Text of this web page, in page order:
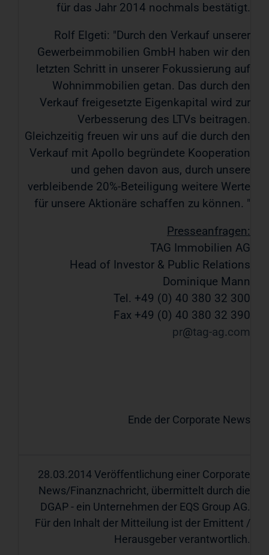
für das Jahr 2014 nochmals bestätigt.
Rolf Elgeti: "Durch den Verkauf unserer
Gewerbeimmobilien GmbH haben wir den
letzten Schritt in unserer Fokussierung auf
Wohnimmobilien getan. Das durch den
Verkauf freigesetzte Eigenkapital wird zur
Verbesserung des LTVs beitragen.
Gleichzeitig freuen wir uns auf die durch den
Verkauf mit Apollo begründete Kooperation
und gehen davon aus, durch unsere
verbleibende 20%-Beteiligung weitere Werte
für unsere Aktionäre schaffen zu können. "
Presseanfragen:
TAG Immobilien AG
Head of Investor & Public Relations
Dominique Mann
Tel. +49 (0) 40 380 32 300
Fax +49 (0) 40 380 32 390
pr
tag-ag com
Ende der Corporate News
28.03.2014 Veröffentlichung einer Corporate
News/Finanznachricht, übermittelt durch die
DGAP - ein Unternehmen der EQS Group AG.
Für den Inhalt der Mitteilung ist der Emittent /
Herausgeber verantwortlich.